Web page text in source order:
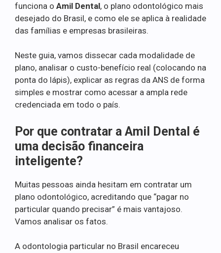
funciona o Amil Dental, o plano odontológico mais
desejado do Brasil, e como ele se aplica à realidade
das famílias e empresas brasileiras.
Neste guia, vamos dissecar cada modalidade de
plano, analisar o custo-benefício real (colocando na
ponta do lápis), explicar as regras da ANS de forma
simples e mostrar como acessar a ampla rede
credenciada em todo o país.
Por que contratar a Amil Dental é
uma decisão financeira
inteligente?
Muitas pessoas ainda hesitam em contratar um
plano odontológico, acreditando que “pagar no
particular quando precisar” é mais vantajoso.
Vamos analisar os fatos.
A odontologia particular no Brasil encareceu